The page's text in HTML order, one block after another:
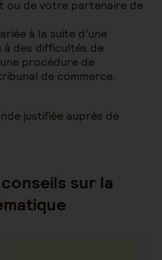
ou de votre partenaire de
à la suite d’une
à des difficultés de
procédure de
de commerce.
justifiée auprès de
sur la